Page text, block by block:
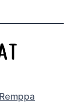
Remppa